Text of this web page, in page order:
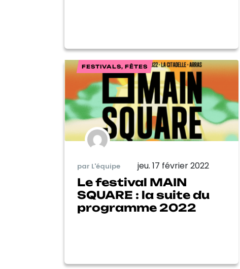
FESTIVALS, FÊTES
par L'équipe jeu. 17 février 2022
Le festival MAIN
SQUARE : la suite du
programme 2022